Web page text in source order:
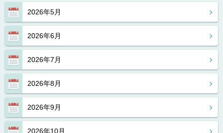
2026年5月
2026年6月
2026年7月
2026年8月
2026年9月
2026年10月